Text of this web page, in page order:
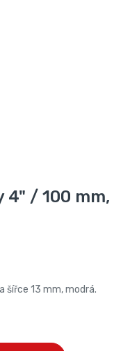
4" / 100 mm,
šířce 13 mm, modrá.